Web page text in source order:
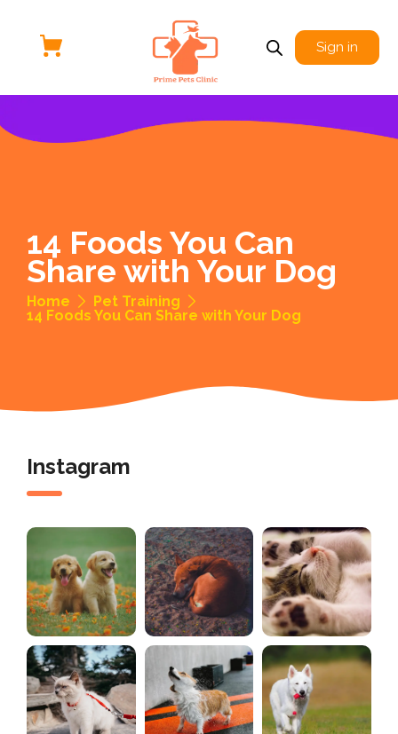
Sign in
14 Foods You Can
Share with Your Dog
Home
Pet Training
14 Foods You Can Share with Your Dog
Instagram